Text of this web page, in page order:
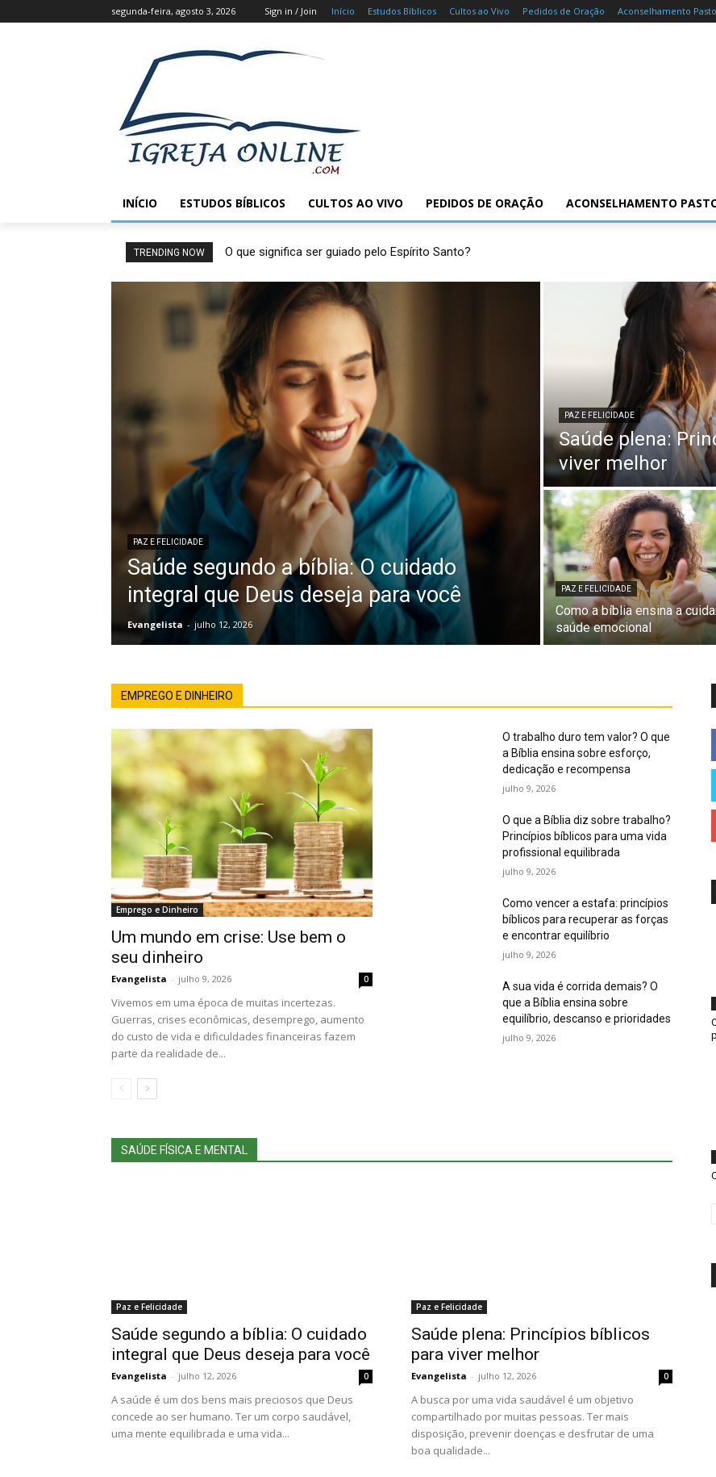
segunda-feira, agosto 3, 2026 Sign in / Join Início Estudos Bíblicos Cultos ao Vivo Pedidos de Oração Aconselhamento
INÍCIO ESTUDOS BÍBLICOS CULTOS AO VIVO PEDIDOS DE ORAÇÃO ACONSELHAMENTO
TRENDING NOW O que significa ser guiado pelo Espírito Santo?
PAZ E FELICIDADE
Saúde segundo a bíblia: O cuidado
integral que Deus deseja para você
Evangelista - julho 12, 2026
PAZ E FELICIDADE
Saúde plena:
viver melhor
PAZ E FELICIDADE
Como a bíblia ensina a
saúde emocional
EMPREGO E DINHEIRO
Emprego e Dinheiro
Um mundo em crise: Use bem o
seu dinheiro
Evangelista - julho 9, 2026 0
Vivemos em uma época de muitas incertezas.
Guerras, crises econômicas, desemprego, aumento
do custo de vida e dificuldades financeiras fazem
parte da realidade de...
O trabalho duro tem valor? O que
a Bíblia ensina sobre esforço,
dedicação e recompensa
julho 9, 2026
O que a Bíblia diz sobre trabalho?
Princípios bíblicos para uma vida
profissional equilibrada
julho 9, 2026
Como vencer a estafa: princípios
bíblicos para recuperar as forças
e encontrar equilíbrio
julho 9, 2026
A sua vida é corrida demais? O
que a Bíblia ensina sobre
equilíbrio, descanso e prioridades
julho 9, 2026
SAÚDE FÍSICA E MENTAL
Paz e Felicidade
Saúde segundo a bíblia: O cuidado
integral que Deus deseja para você
Evangelista - julho 12, 2026 0
A saúde é um dos bens mais preciosos que Deus
concede ao ser humano. Ter um corpo saudável,
uma mente equilibrada e uma vida...
Paz e Felicidade
Saúde plena: Princípios bíblicos
para viver melhor
Evangelista - julho 12, 2026 0
A busca por uma vida saudável é um objetivo
compartilhado por muitas pessoas. Ter mais
disposição, prevenir doenças e desfrutar de uma
boa qualidade...